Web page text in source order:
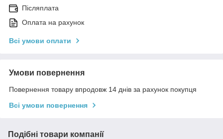
Післяплата
Оплата на рахунок
Всі умови оплати
Умови повернення
Повернення товару впродовж 14 днів за рахунок покупця
Всі умови повернення
Подібні товари компанії